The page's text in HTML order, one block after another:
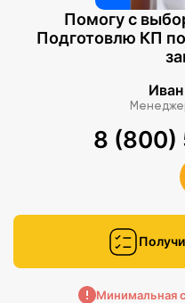
Помогу с
Подготовлю КП
8 (800)
Минимальная